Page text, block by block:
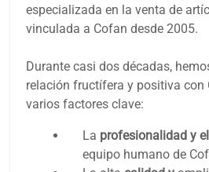
especializada en la venta de
vinculada a Cofan desde 2005.
Durante casi dos décadas,
relación fructífera y positiva con
varios factores clave:
La profesionalidad y
equipo humano de